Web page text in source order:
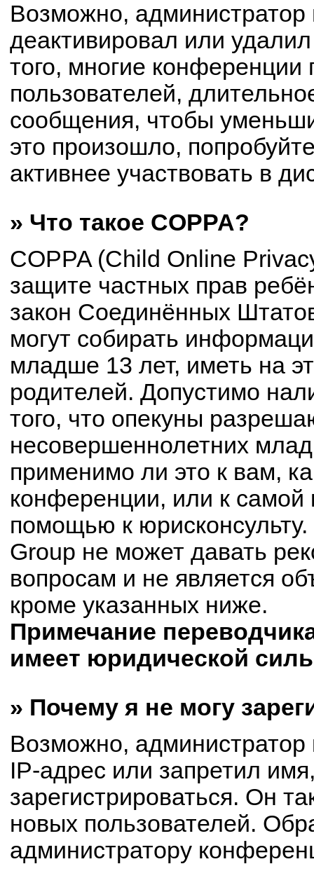
Возможно, администратор
деактивировал или
того, многие конференции
пользователей,
сообщения, чтобы
это произошло,
активнее участвовать в
» Что такое COPPA?
COPPA (Child Online
защите частных прав
закон Соединённых
могут собирать
младше 13 лет, иметь на
родителей. Допустимо
того, что опекуны
несовершеннолетних
применимо ли это к вам,
конференции, или к самой
помощью к
Group не может давать
вопросам и не является
кроме указанных ниже.
Примечание
имеет юридической
» Почему я не могу
Возможно,
IP-адрес или запретил
зарегистрироваться. Он
новых пользователей.
администратору